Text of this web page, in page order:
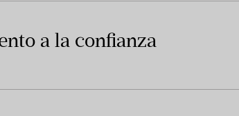
a la confianza